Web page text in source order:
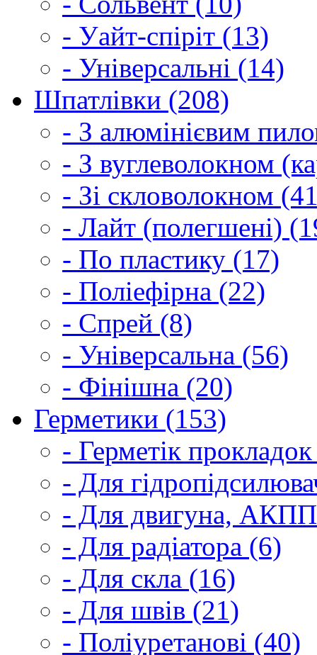
- Уайт-спіріт (13)
- Універсальні (14)
Шпатлівки (208)
- З алюмінієвим
- З вуглеволокном
- Зі скловолокном
- Лайт (полегшені)
- По пластику (17)
- Поліефірна (22)
- Спрей (8)
- Універсальна (56)
- Фінішна (20)
Герметики (153)
- Герметік
- Для
- Для двигуна,
- Для радіатора (6)
- Для скла (16)
- Для швів (21)
- Поліуретанові (40)